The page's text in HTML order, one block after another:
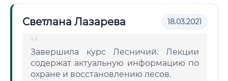
Светлана Лазарева 18.03.2021
Завершила курс Лесничий. Лекции
содержат актуальную информацию по
охране и восстановлению лесов.